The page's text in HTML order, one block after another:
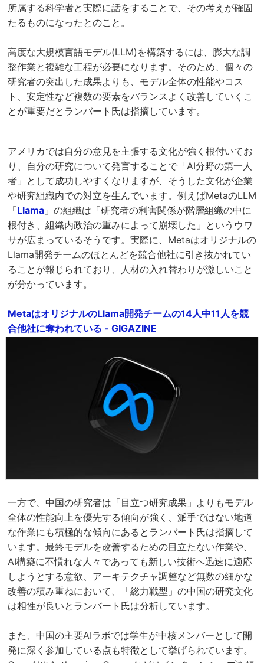
所属する科学者と実際に話をすることで、その考えが確固
たるものになったとのこと。
高度な大規模言語モデル(LLM)を構築するには、膨大な調
整作業と複雑な工程が必要になります。そのため、個々の
研究者の突出した成果よりも、モデル全体の性能やコス
ト、安定性など複数の要素をバランスよく改善していくこ
とが重要だとランバート氏は指摘しています。
アメリカでは自分の意見を主張する文化が強く根付いてお
り、自分の研究について発言することで「AI分野の第一人
者」として成功しやすくなりますが、そうした文化が企業
や研究組織内での対立を生んでいます。例えばMetaのLLM
「Llama 」の組織は「研究者の利害関係が階層組織の中に
根付き、組織内政治の重みによって崩壊した」というウワ
サが広まっているそうです。実際に、Metaはオリジナルの
Llama開発チームのほとんどを競合他社に引き抜かれてい
ることが報じられており、人材の入れ替わりが激しいこと
が分かっています。
MetaはオリジナルのLlama開発チームの14人中11人を競
合他社に奪われている - GIGAZINE
一方で、中国の研究者は「目立つ研究成果」よりもモデル
全体の性能向上を優先する傾向が強く、派手ではない地道
な作業にも積極的な傾向にあるとランバート氏は指摘して
います。最終モデルを改善するための目立たない作業や、
AI構築に不慣れな人々であっても新しい技術へ迅速に適応
しようとする意欲、アーキテクチャ調整など無数の細かな
改善の積み重ねにおいて、「総力戦型」の中国の研究文化
は相性が良いとランバート氏は分析しています。
また、中国の主要AIラボでは学生が中核メンバーとして開
発に深く参加している点も特徴として挙げられています。